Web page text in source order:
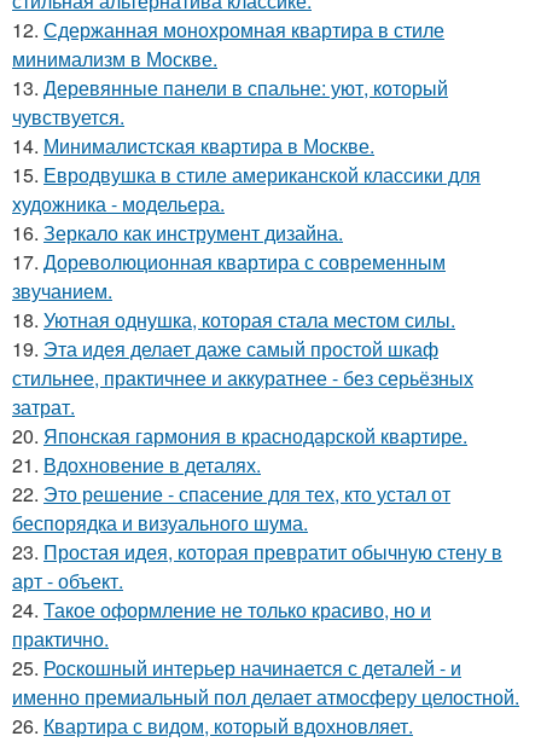
12. Сдержанная монохромная квартира в стиле
минимализм в Москве.
13. Деревянные панели в спальне: уют, который
чувствуется.
14. Минималистская квартира в Москве.
15. Евродвушка в стиле американской классики для
художника - модельера.
16. Зеркало как инструмент дизайна.
17. Дореволюционная квартира с современным
звучанием.
18. Уютная однушка, которая стала местом силы.
19. Эта идея делает даже самый простой шкаф
стильнее, практичнее и аккуратнее - без серьёзных
затрат.
20. Японская гармония в краснодарской квартире.
21. Вдохновение в деталях.
22. Это решение - спасение для тех, кто устал от
беспорядка и визуального шума.
23. Простая идея, которая превратит обычную стену в
арт - объект.
24. Такое оформление не только красиво, но и
практично.
25. Роскошный интерьер начинается с деталей - и
именно премиальный пол делает атмосферу целостной.
26. Квартира с видом, который вдохновляет.